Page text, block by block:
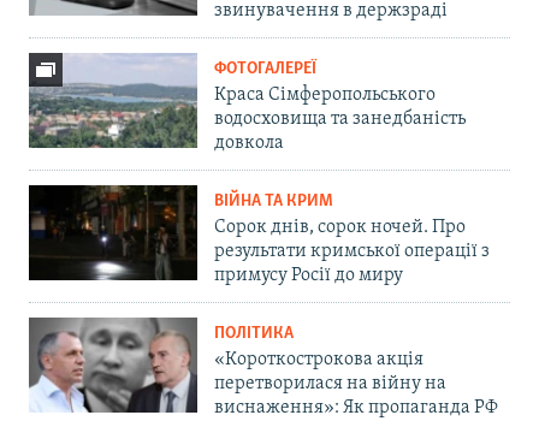
звинувачення в держзраді
ФОТОГАЛЕРЕЇ
Краса Сімферопольського
водосховища та занедбаність
довкола
ВІЙНА ТА КРИМ
Сорок днів, сорок ночей. Про
результати кримської операції з
примусу Росії до миру
ПОЛІТИКА
«Короткострокова акція
перетворилася на війну на
виснаження»: Як пропаганда РФ